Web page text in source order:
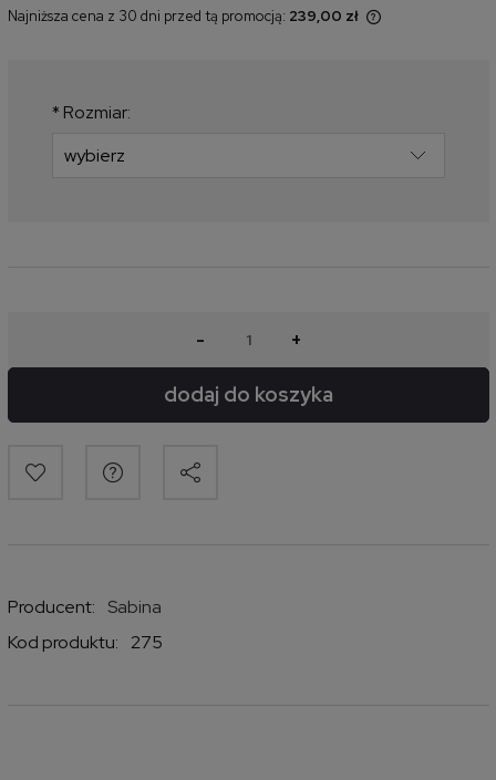
Najniższa cena z 30 dni przed tą promocją: 239,00 zł
* Rozmiar:
- +
dodaj do koszyka
Producent:
Sabina
Kod produktu:
275